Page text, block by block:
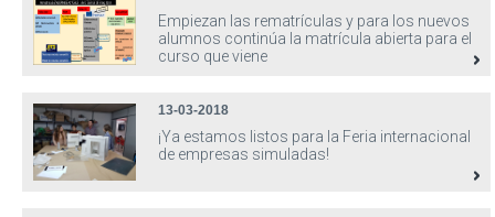
Empiezan las rematrículas y para los nuevos
alumnos continúa la matrícula abierta para el
curso que viene
13-03-2018
¡Ya estamos listos para la Feria internacional
de empresas simuladas!